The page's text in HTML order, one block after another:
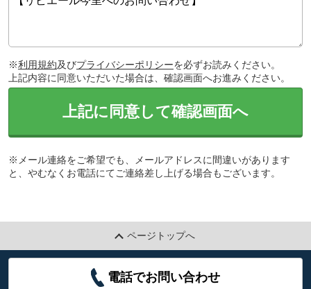
※利用規約及びプライバシーポリシーを必ずお読みください。
上記内容に同意いただいた場合は、確認画面へお進みください。
上記に同意して確認画面へ
※メール連絡をご希望でも、メールアドレスに間違いがあります
と、やむなくお電話にてご連絡差し上げる場合もございます。
ページトップへ
電話でお問い合わせ